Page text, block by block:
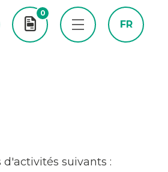
0
FR
suivants :